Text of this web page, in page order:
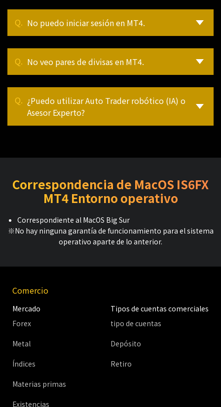
No puedo iniciar sesión en MT4.
No veo pares de divisas en MT4.
¿Puedo utilizar Auto Trader robótico (IA) o
Asesor Experto?
Correspondencia de MacOS IS6FX
MT4 Entorno operativo
Correspondiente al MacOS Big Sur
※No hay ninguna garantía de funcionamiento para el sistema
operativo aparte de lo anterior.
Comercio
Mercado
Forex
Metal
Índices
Materias primas
Existencias
Tipos de cuentas comerciales
tipo de cuentas
Depósito
Retiro